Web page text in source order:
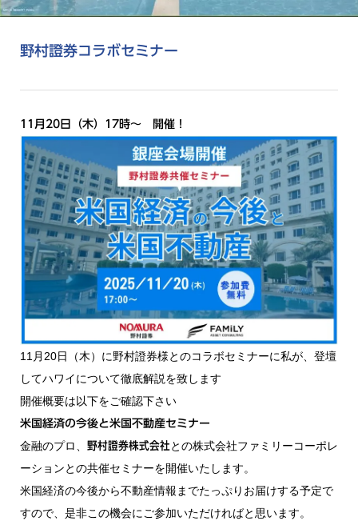
野村證券コラボセミナー
11月20日（木）17時〜 開催！
11月20日（木）に野村證券様とのコラボセミナーに私が、登壇
してハワイについて徹底解説を致します
開催概要は以下をご確認下さい
米国経済の今後と米国不動産セミナー
金融のプロ、 野村證券株式会社 との株式会社ファミリーコーポレ
ーションとの共催セミナーを開催いたします。
米国経済の今後から不動産情報までたっぷりお届けする予定で
すので、是非この機会にご参加いただければと思います。